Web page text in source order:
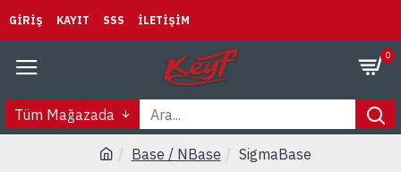
GIRIŞ KAYIT SSS İLETIŞIM
0
Tüm Mağazada
Base / NBase SigmaBase